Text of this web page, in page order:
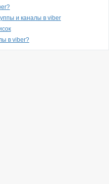
и каналы в viber
в viber?